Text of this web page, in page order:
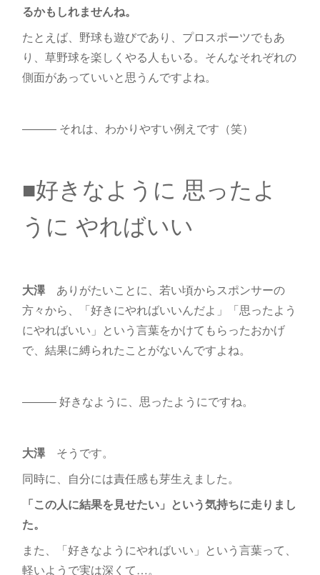
るかもしれませんね。
たとえば、野球も遊びであり、プロスポーツでもあ
り、草野球を楽しくやる人もいる。そんなそれぞれの
側面があっていいと思うんですよね。
――― それは、わかりやすい例えです（笑）
■好きなように 思ったよ
うに やればいい
大澤ありがたいことに、若い頃からスポンサーの
方々から、「好きにやればいいんだよ」「思ったよう
にやればいい」という言葉をかけてもらったおかげ
で、結果に縛られたことがないんですよね。
――― 好きなように、思ったようにですね。
大澤そうです。
同時に、自分には責任感も芽生えました。
「この人に結果を見せたい」という気持ちに走りまし
た。
また、「好きなようにやればいい」という言葉って、
軽いようで実は深くて…。